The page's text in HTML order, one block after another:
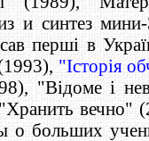
и синтез
перші в
"Історія
"Відоме і
вечно"
о больших